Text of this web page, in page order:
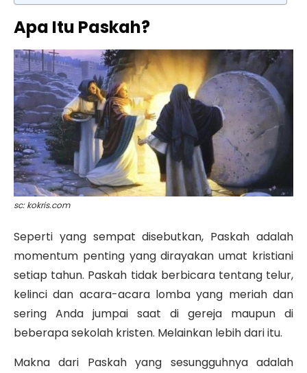
Apa Itu Paskah?
sc: kokris.com
Seperti yang sempat disebutkan, Paskah adalah
momentum penting yang dirayakan umat kristiani
setiap tahun. Paskah tidak berbicara tentang telur,
kelinci dan acara-acara lomba yang meriah dan
sering Anda jumpai saat di gereja maupun di
beberapa sekolah kristen. Melainkan lebih dari itu.
Makna dari Paskah yang sesungguhnya adalah